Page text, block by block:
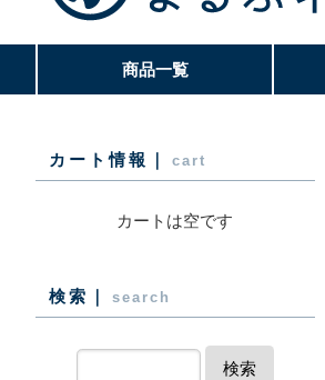
商品一覧
カート情報｜ cart
カートは空です
検索｜ search
検索